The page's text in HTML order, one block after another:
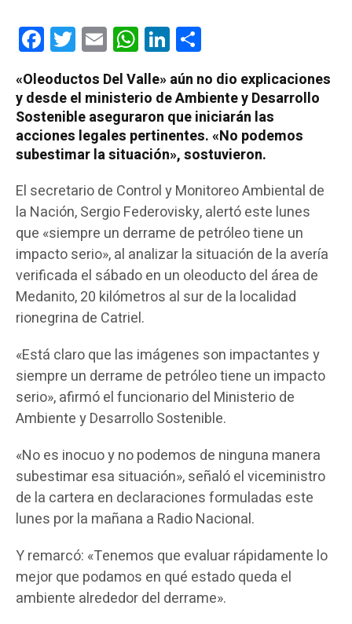
FacebookTwitterEmail WhatsAppLinkedIn
«Oleoductos Del Valle» aún no dio explicaciones
y desde el ministerio de Ambiente y Desarrollo
Sostenible aseguraron que iniciarán las
acciones legales pertinentes. «No podemos
subestimar la situación», sostuvieron.
El secretario de Control y Monitoreo Ambiental de
la Nación, Sergio Federovisky, alertó este lunes
que «siempre un derrame de petróleo tiene un
impacto serio», al analizar la situación de la avería
verificada el sábado en un oleoducto del área de
Medanito, 20 kilómetros al sur de la localidad
rionegrina de Catriel.
«Está claro que las imágenes son impactantes y
siempre un derrame de petróleo tiene un impacto
serio», afirmó el funcionario del Ministerio de
Ambiente y Desarrollo Sostenible.
«No es inocuo y no podemos de ninguna manera
subestimar esa situación», señaló el viceministro
de la cartera en declaraciones formuladas este
lunes por la mañana a Radio Nacional.
Y remarcó: «Tenemos que evaluar rápidamente lo
mejor que podamos en qué estado queda el
ambiente alrededor del derrame».